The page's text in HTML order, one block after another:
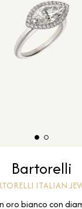
Bartorelli
ITALIAN
oro bianco con